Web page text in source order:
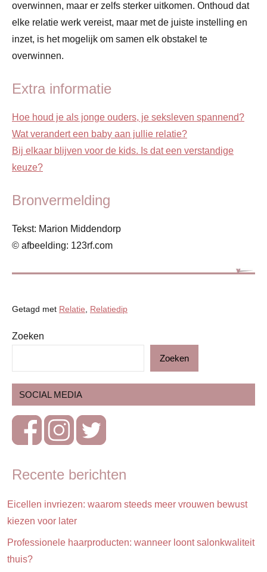
overwinnen, maar er zelfs sterker uitkomen. Onthoud dat
elke relatie werk vereist, maar met de juiste instelling en
inzet, is het mogelijk om samen elk obstakel te
overwinnen.
Extra informatie
Hoe houd je als jonge ouders, je seksleven spannend?
Wat verandert een baby aan jullie relatie?
Bij elkaar blijven voor de kids. Is dat een verstandige
keuze?
Bronvermelding
Tekst: Marion Middendorp
© afbeelding: 123rf.com
Getagd met Relatie Relatiedip
Blog
Relatie
& seks
Zoeken
Zoeken
SOCIAL MEDIA
Recente berichten
Eicellen invriezen: waarom steeds meer vrouwen bewust
kiezen voor later
Professionele haarproducten: wanneer loont salonkwaliteit
thuis?